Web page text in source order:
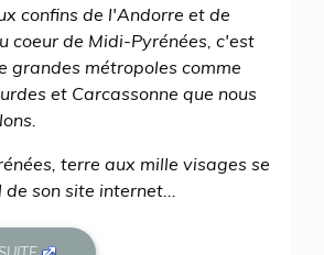
confins de l'Andorre et de
coeur de Midi-Pyrénées, c'est
grandes métropoles comme
et Carcassonne que nous
terre aux mille visages se
son site internet...